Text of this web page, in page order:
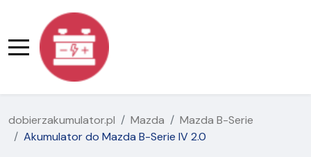
dobierzakumulator.pl Mazda
Mazda B-Serie
Akumulator do Mazda B-Serie IV 2.0